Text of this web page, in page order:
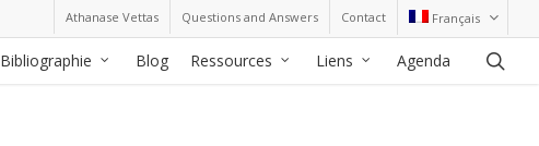
Athanase Vettas Questions and Answers Contact Français
Bibliographie Blog Ressources Liens Agenda